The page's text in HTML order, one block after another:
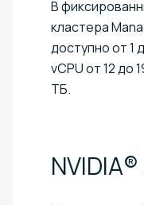
В
кластера
доступно от 1
vCPU от 12 до
ТБ.
NVIDIA®